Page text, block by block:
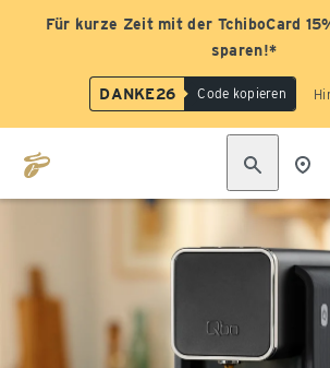
Für kurze Zeit mit der TchiboCard
sparen!*
DANKE26 Code kopieren